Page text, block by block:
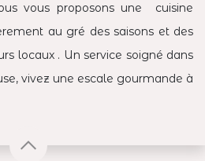
vous proposons une cuisine
au gré des saisons et des
locaux . Un service soigné dans
vivez une escale gourmande à